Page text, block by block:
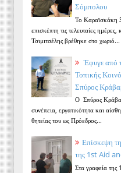
Σόμπολου
Το Καραϊσκάκη
επισκέπτη τις τελευταίες
Τσιμιτσέλης βρέθηκε στο χωριό...
Έφυγε από
Τοπικής
Σπύρος
Ο Σπύρος
συνέπεια, εργατικότητα και
θητείας του ως Πρόεδρος...
Επίσκεψη
της 1st Aid
Στα γραφεία